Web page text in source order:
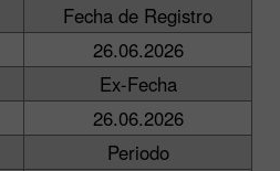
Fecha de Registro
26.06.2026
Ex-Fecha
26.06.2026
Periodo